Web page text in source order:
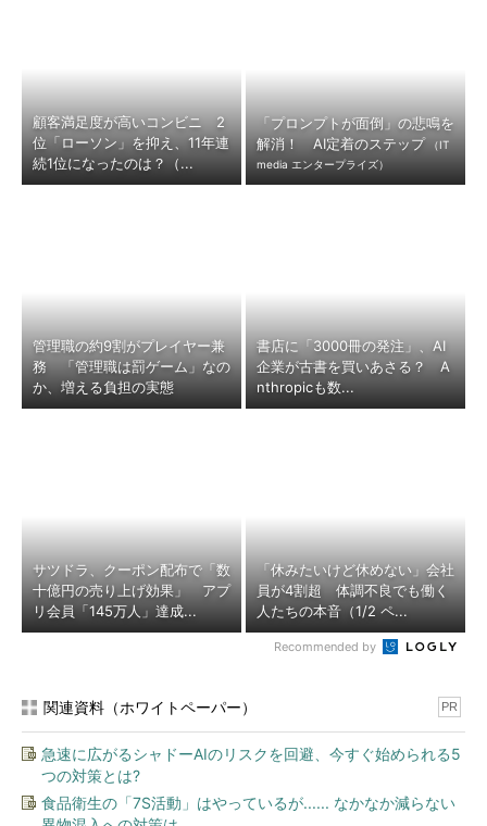
顧客満足度が高いコンビニ 2
位「ローソン」を抑え、11年連
続1位になったのは？（...
「プロンプトが面倒」の悲鳴を
解消！ AI定着のステップ
（IT
media エンタープライズ）
管理職の約9割がプレイヤー兼
務 「管理職は罰ゲーム」なの
か、増える負担の実態
書店に「3000冊の発注」、AI
企業が古書を買いあさる？ A
nthropicも数...
サツドラ、クーポン配布で「数
十億円の売り上げ効果」 アプ
リ会員「145万人」達成...
「休みたいけど休めない」会社
員が4割超 体調不良でも働く
人たちの本音（1/2 ペ...
Recommended by
関連資料（ホワイトペーパー） PR
急速に広がるシャドーAIのリスクを回避、今すぐ始められる5
つの対策とは?
食品衛生の「7S活動」はやっているが...... なかなか減らない